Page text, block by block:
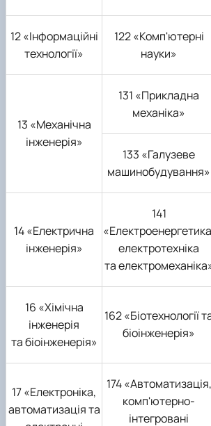
12 «Інформаційні
технології»
122 «Комп'ютерні
науки»
13 «Механічна
інженерія»
131 «Прикладна
механіка»
133 «Галузеве
машинобудування»
14 «Електрична
інженерія»
141
електротехніка
та
16 «Хімічна
інженерія
та біоінженерія»
162 «Біотехнології
біоінженерія»
17 «Електроніка,
автоматизація та
174 «Автоматизація,
комп'ютерно-
інтегровані